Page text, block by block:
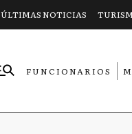
ÚLTIMAS NOTICIAS
FUNCIONARIOS